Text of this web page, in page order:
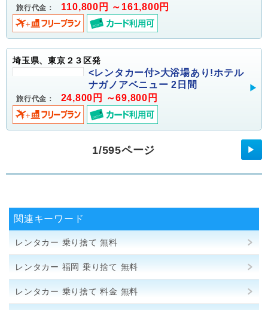
旅行代金： 110,800円 ～161,800円
埼玉県、東京２３区発
<レンタカー付>大浴場あり!ホテル
ナガノアベニュー 2日間
旅行代金： 24,800円 ～69,800円
1/595ページ ▶
関連キーワード
レンタカー 乗り捨て 無料
レンタカー 福岡 乗り捨て 無料
レンタカー 乗り捨て 料金 無料